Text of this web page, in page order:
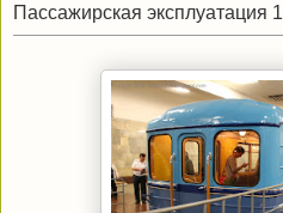
Пассажирская эксплуатация